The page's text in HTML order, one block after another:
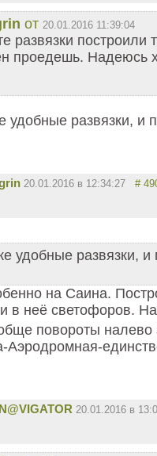
от 20.01.2016 11:39:04
развязки построили
проедешь. Надеюсь
удобные развязки, и
20.01.2016 в 12:34:27 #
удобные развязки, и
на Саина.
в неё светофоров.
повороты налево
Аэродромная-
N@VIGATOR 20.01.2016 в